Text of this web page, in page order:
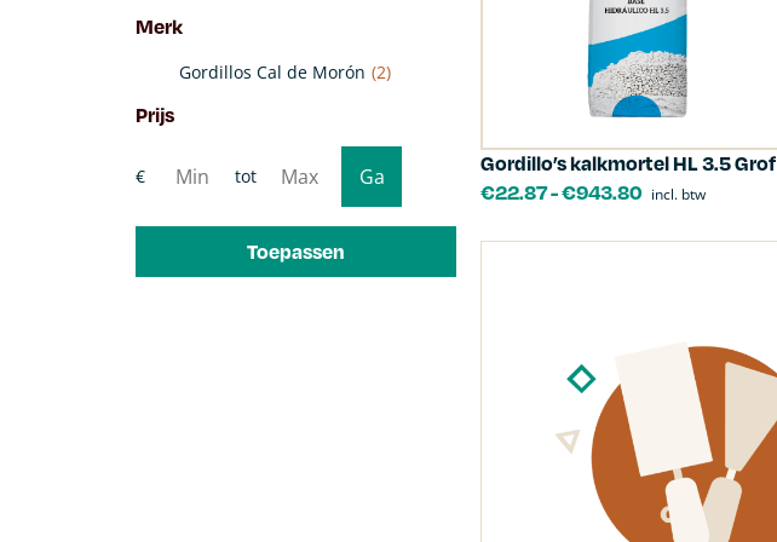
Merk
Gordillos Cal de Morón (2)
Prijs
Toepassen
Gordillo’s kalkmortel HL 3.5 Grof
€22.87-€943.80 incl. btw